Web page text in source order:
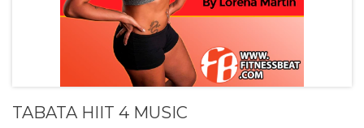
TABATA HIIT 4 MUSIC